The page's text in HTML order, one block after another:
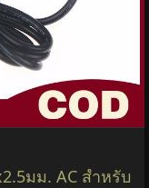
มม. AC สำหรับ